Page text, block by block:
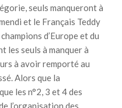
seuls manqueront à
et le Français Teddy
d’Europe et du
les seuls à manquer à
à avoir remporté au
Alors que la
les n°2, 3 et 4 des
l’organisation des